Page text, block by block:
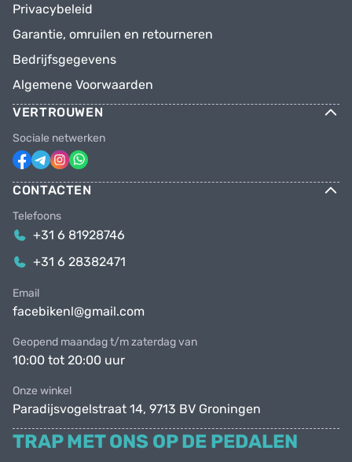
Privacybeleid
Garantie, omruilen en retourneren
Bedrijfsgegevens
Algemene Voorwaarden
VERTROUWEN
Sociale netwerken
CONTACTEN
Telefoons
+31 6 81928746
+31 6 28382471
Email
facebikenl@gmail.com
Geopend maandag t/m zaterdag van
10:00 tot 20:00 uur
Onze winkel
Paradijsvogelstraat 14, 9713 BV Groningen
TRAP MET ONS OP DE PEDALEN